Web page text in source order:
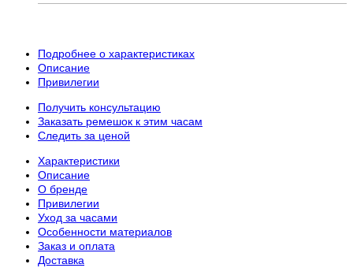
Подробнее о характеристиках
Описание
Привилегии
Получить консультацию
Заказать ремешок к этим часам
Следить за ценой
Характеристики
Описание
О бренде
Привилегии
Уход за часами
Особенности материалов
Заказ и оплата
Доставка